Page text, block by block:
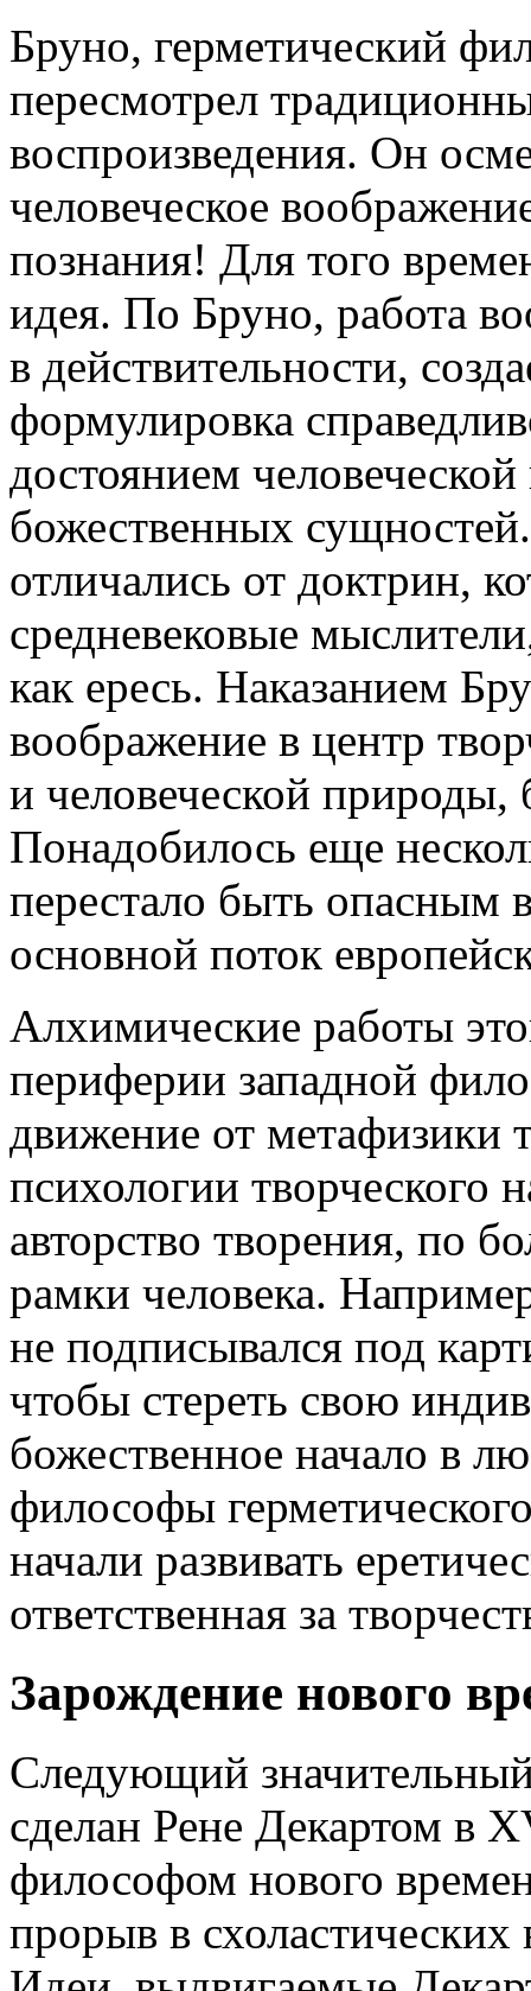
Бруно, герметический
пересмотрел
воспроизведения. Он
человеческое
познания! Для того
идея. По Бруно, работа
в действительности,
формулировка
достоянием
божественных
отличались от доктрин,
средневековые
как ересь. Наказанием
воображение в центр
и человеческой
Понадобилось еще
перестало быть опасным
основной поток
Алхимические работы
периферии западной
движение от метафизики
психологии творческого
авторство творения, по
рамки человека.
не подписывался под
чтобы стереть свою
божественное начало в
философы
начали развивать
ответственная за
Зарождение нового
Следующий
сделан Рене Декартом в
философом нового
прорыв в